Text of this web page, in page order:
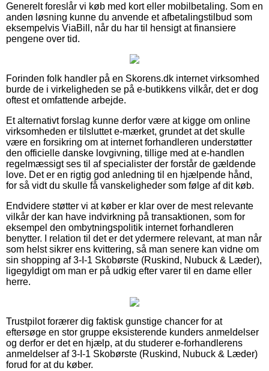
Generelt foreslår vi køb med kort eller mobilbetaling. Som en
anden løsning kunne du anvende et afbetalingstilbud som
eksempelvis ViaBill, når du har til hensigt at finansiere
pengene over tid.
Forinden folk handler på en Skorens.dk internet virksomhed
burde de i virkeligheden se på e-butikkens vilkår, det er dog
oftest et omfattende arbejde.
Et alternativt forslag kunne derfor være at kigge om online
virksomheden er tilsluttet e-mærket, grundet at det skulle
være en forsikring om at internet forhandleren understøtter
den officielle danske lovgivning, tillige med at e-handlen
regelmæssigt ses til af specialister der forstår de gældende
love. Det er en rigtig god anledning til en hjælpende hånd,
for så vidt du skulle få vanskeligheder som følge af dit køb.
Endvidere støtter vi at køber er klar over de mest relevante
vilkår der kan have indvirkning på transaktionen, som for
eksempel den ombytningspolitik internet forhandleren
benytter. I relation til det er det ydermere relevant, at man når
som helst sikrer ens kvittering, så man senere kan vidne om
sin shopping af 3-I-1 Skobørste (Ruskind, Nubuck & Læder),
ligegyldigt om man er på udkig efter varer til en dame eller
herre.
Trustpilot forærer dig faktisk gunstige chancer for at
eftersøge en stor gruppe eksisterende kunders anmeldelser
og derfor er det en hjælp, at du studerer e-forhandlerens
anmeldelser af 3-I-1 Skobørste (Ruskind, Nubuck & Læder)
forud for at du køber.